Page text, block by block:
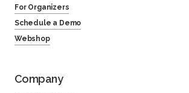
For Organizers
Schedule a Demo
Webshop
Company